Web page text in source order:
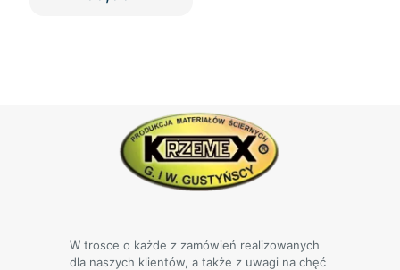
można
wybrać
na
stronie
produktu
W trosce o każde z zamówień realizowanych
dla naszych klientów, a także z uwagi na chęć